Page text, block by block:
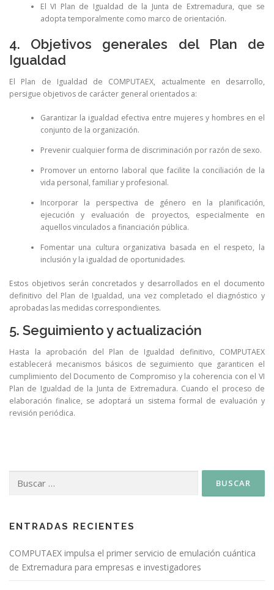
El VI Plan de Igualdad de la Junta de Extremadura, que se
adopta temporalmente como marco de orientación.
4. Objetivos generales del Plan de
Igualdad
El Plan de Igualdad de COMPUTAEX, actualmente en desarrollo,
persigue objetivos de carácter general orientados a:
Garantizar la igualdad efectiva entre mujeres y hombres en el
conjunto de la organización.
Prevenir cualquier forma de discriminación por razón de sexo.
Promover un entorno laboral que facilite la conciliación de la
vida personal, familiar y profesional.
Incorporar la perspectiva de género en la planificación,
ejecución y evaluación de proyectos, especialmente en
aquellos vinculados a financiación pública.
Fomentar una cultura organizativa basada en el respeto, la
inclusión y la igualdad de oportunidades.
Estos objetivos serán concretados y desarrollados en el documento
definitivo del Plan de Igualdad, una vez completado el diagnóstico y
aprobadas las medidas correspondientes.
5. Seguimiento y actualización
Hasta la aprobación del Plan de Igualdad definitivo, COMPUTAEX
establecerá mecanismos básicos de seguimiento que garanticen el
cumplimiento del Documento de Compromiso y la coherencia con el VI
Plan de Igualdad de la Junta de Extremadura. Cuando el proceso de
elaboración finalice, se adoptará un sistema formal de evaluación y
revisión periódica.
ENTRADAS RECIENTES
COMPUTAEX impulsa el primer servicio de emulación cuántica
de Extremadura para empresas e investigadores